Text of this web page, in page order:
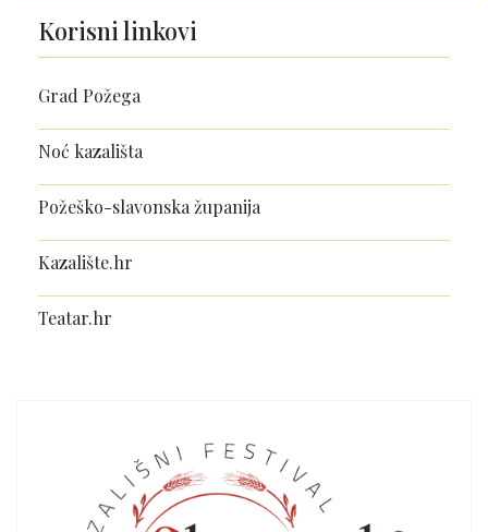
Korisni linkovi
Grad Požega
Noć kazališta
Požeško-slavonska županija
Kazalište.hr
Teatar.hr